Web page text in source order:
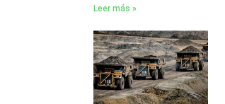
Leer más »